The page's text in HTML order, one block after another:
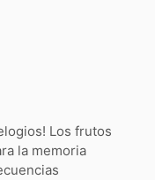
Los frutos
la memoria